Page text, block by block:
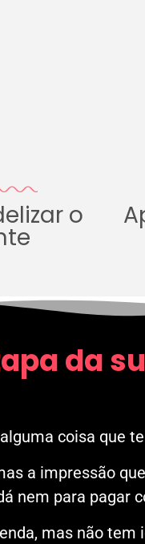
o
da
coisa que
a impressão
nem para pagar
mas não tem